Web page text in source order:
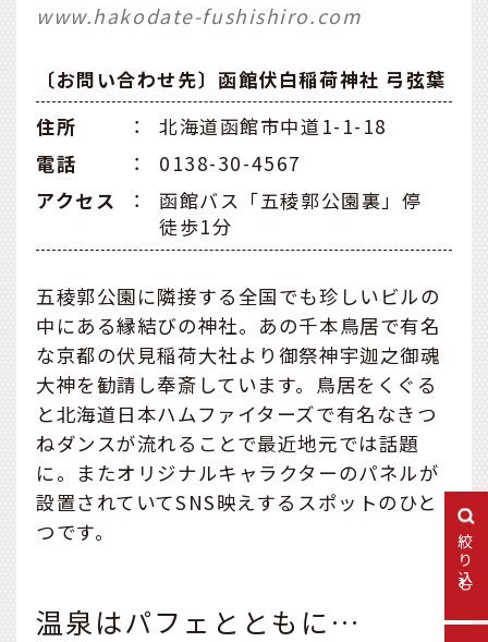
絞り込む
www.hakodate-fushishiro.com
〔お問い合わせ先〕函館伏白稲荷神社 弓弦葉
住所
：
北海道函館市中道1-1-18
電話
：
0138-30-4567
アクセス
：
函館バス「五稜郭公園裏」停
徒歩1分
五稜郭公園に隣接する全国でも珍しいビルの
中にある縁結びの神社。あの千本鳥居で有名
な京都の伏見稲荷大社より御祭神宇迦之御魂
大神を勧請し奉斎しています。鳥居をくぐる
と北海道日本ハムファイターズで有名なきつ
ねダンスが流れることで最近地元では話題
に。またオリジナルキャラクターのパネルが
設置されていてSNS映えするスポットのひと
つです。
温泉はパフェとともに…